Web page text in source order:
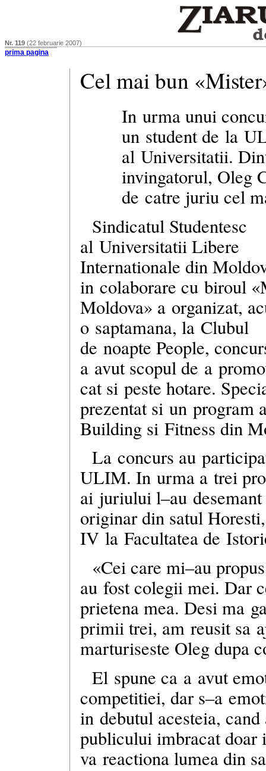
Nr. 119 (22 februarie 2007)
prima pagina
Cel mai bun
In urma unui
un student de la
al Universitatii.
invingatorul, Oleg
de catre juriu cel
Sindicatul Studentesc
al Universitatii Libere
Internationale din
in colaborare cu biroul
Moldova» a organizat,
o saptamana, la Clubul
de noapte People,
a avut scopul de a
cat si peste hotare.
prezentat si un program
Building si Fitness din
La concurs au
ULIM. In urma a trei
ai juriuluil–au
originar din satul
IV la Facultatea de
«Cei care mi–au
au fost colegii mei. Dar
prietena mea. Desi ma
primii trei, am reusit sa
marturiseste Oleg dupa
El spune ca a avut
competitiei, dars–a
in debutul acesteia,
publicului imbracat
va reactiona lumea din